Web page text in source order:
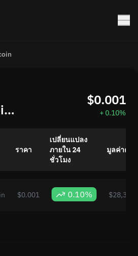
DEAPcoin (DEP) มีมูลค่าเท่าไรวันนี้
$0.001
+ 0.10%
ราคา
เปลี่ยนแปลง
ภายใน 24
ชั่วโมง
มูลค่าตล
$0.001 0.10%